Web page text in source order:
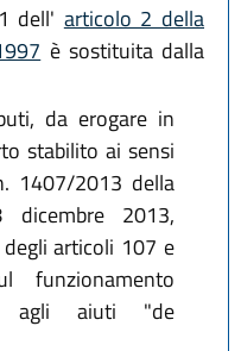
dell' articolo 2 della
è sostituita dalla
da erogare in
stabilito ai sensi
1407/2013 della
dicembre 2013,
articoli 107 e
agli aiuti "de